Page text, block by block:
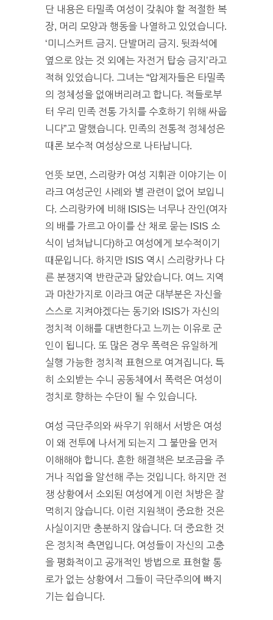
단 내용은 타밀족 여성이 갖춰야 할 적절한 복
장, 머리 모양과 행동을 나열하고 있었습니다.
‘미니스커트 금지. 단발머리 금지. 뒷좌석에
옆으로 앉는 것 외에는 자전거 탑승 금지’라고
적혀 있었습니다. 그녀는 “압제자들은 타밀족
의 정체성을 없애버리려고 합니다. 적들로부
터 우리 민족 전통 가치를 수호하기 위해 싸웁
니다”고 말했습니다. 민족의 전통적 정체성은
때론 보수적 여성상으로 나타납니다.
언뜻 보면, 스리랑카 여성 지휘관 이야기는 이
라크 여성군인 사례와 별 관련이 없어 보입니
다. 스리랑카에 비해 ISIS는 너무나 잔인(여자
의 배를 가르고 아이를 산 채로 묻는 ISIS 소
식이 넘쳐납니다)하고 여성에게 보수적이기
때문입니다. 하지만 ISIS 역시 스리랑카나 다
른 분쟁지역 반란군과 닮았습니다. 여느 지역
과 마찬가지로 이라크 여군 대부분은 자신을
스스로 지켜야겠다는 동기와 ISIS가 자신의
정치적 이해를 대변한다고 느끼는 이유로 군
인이 됩니다. 또 많은 경우 폭력은 유일하게
실행 가능한 정치적 표현으로 여겨집니다. 특
히 소외받는 수니 공동체에서 폭력은 여성이
정치로 향하는 수단이 될 수 있습니다.
여성 극단주의와 싸우기 위해서 서방은 여성
이 왜 전투에 나서게 되는지 그 불만을 먼저
이해해야 합니다. 흔한 해결책은 보조금을 주
거나 직업을 알선해 주는 것입니다. 하지만 전
쟁 상황에서 소외된 여성에게 이런 처방은 잘
먹히지 않습니다. 이런 지원책이 중요한 것은
사실이지만 충분하지 않습니다. 더 중요한 것
은 정치적 측면입니다. 여성들이 자신의 고충
을 평화적이고 공개적인 방법으로 표현할 통
로가 없는 상황에서 그들이 극단주의에 빠지
기는 쉽습니다.